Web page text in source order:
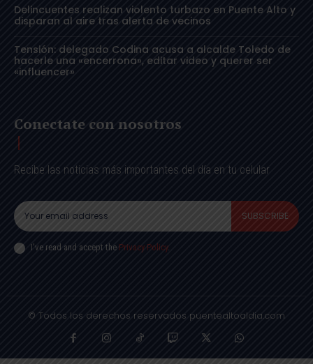
Delincuentes realizan violento turbazo en Puente Alto y
disparan al aire tras alerta de vecinos
Tensión: delegado Codina acusa a alcalde Toledo de
hacerle una «encerrona», editar video y querer ser
«influencer»
Conectate con nosotros
Recibe las noticias más importantes del día en tu celular
SUBSCRIBE
I've read and accept the Privacy Policy.
© Todos los derechos reservados puentealtoaldia.com